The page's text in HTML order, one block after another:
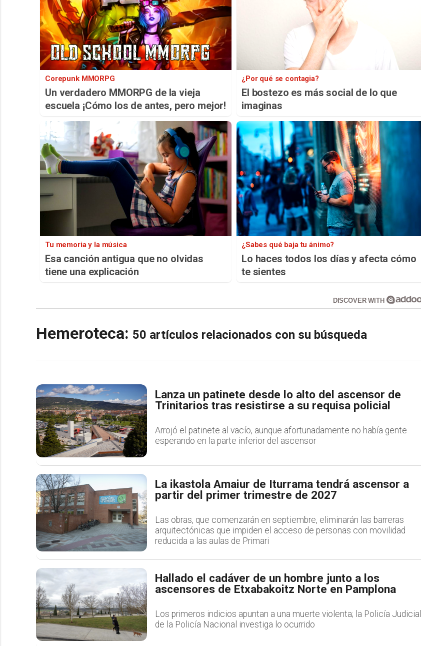
Corepunk MMORPG
Un verdadero MMORPG de la vieja
escuela ¡Cómo los de antes, pero mejor!
¿Por qué se contagia?
El bostezo es más social de lo que
imaginas
Tu memoria y la música
Esa canción antigua que no olvidas
tiene una explicación
¿Sabes qué baja tu ánimo?
Lo haces todos los días y afecta cómo
te sientes
DISCOVER WITH
Hemeroteca: 50 artículos relacionados con su búsqueda
Lanza un patinete desde lo alto del ascensor de
Trinitarios tras resistirse a su requisa policial
Arrojó el patinete al vacío, aunque afortunadamente no había gente
esperando en la parte inferior del ascensor
La ikastola Amaiur de Iturrama tendrá ascensor a
partir del primer trimestre de 2027
Las obras, que comenzarán en septiembre, eliminarán las barreras
arquitectónicas que impiden el acceso de personas con movilidad
reducida a las aulas de Primari
Hallado el cadáver de un hombre junto a los
ascensores de Etxabakoitz Norte en Pamplona
Los primeros indicios apuntan a una muerte violenta; la Policía Judicial
de la Policía Nacional investiga lo ocurrido